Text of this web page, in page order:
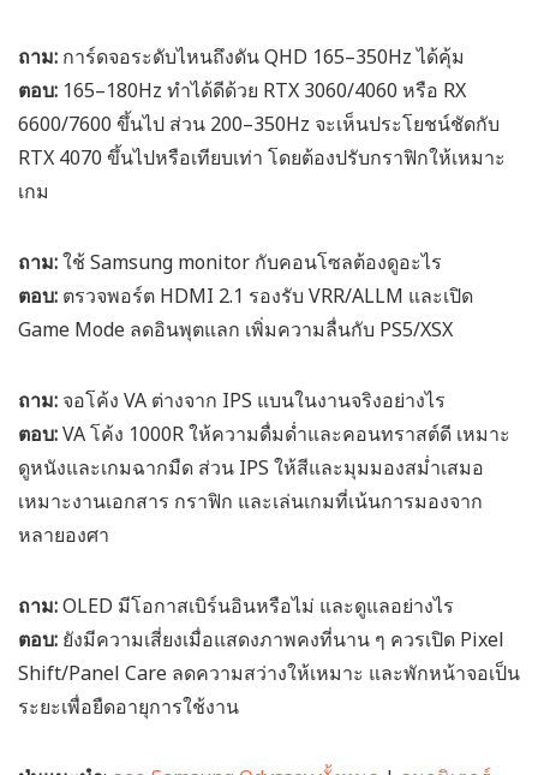
ถาม: การ์ดจอระดับไหนถึงดัน QHD 165–350Hz ได้คุ้ม
ตอบ: 165–180Hz ทำได้ดีด้วย RTX 3060/4060 หรือ RX
6600/7600 ขึ้นไป ส่วน 200–350Hz จะเห็นประโยชน์ชัดกับ
RTX 4070 ขึ้นไปหรือเทียบเท่า โดยต้องปรับกราฟิกให้เหมาะ
เกม
ถาม:ใช้ Samsung monitor กับคอนโซลต้องดูอะไร
ตอบ: ตรวจพอร์ต HDMI 2.1 รองรับ VRR/ALLM และเปิด
Game Mode ลดอินพุตแลก เพิ่มความลื่นกับ PS5/XSX
ถาม: จอโค้ง VA ต่างจาก IPS แบนในงานจริงอย่างไร
ตอบ:VA โค้ง 1000R ให้ความดื่มด่ำและคอนทราสต์ดี เหมาะ
ดูหนังและเกมฉากมืด ส่วน IPS ให้สีและมุมมองสม่ำเสมอ
เหมาะงานเอกสาร กราฟิก และเล่นเกมที่เน้นการมองจาก
หลายองศา
ถาม:OLED มีโอกาสเบิร์นอินหรือไม่ และดูแลอย่างไร
ตอบ: ยังมีความเสี่ยงเมื่อแสดงภาพคงที่นาน ๆ ควรเปิด Pixel
Shift/Panel Care ลดความสว่างให้เหมาะ และพักหน้าจอเป็น
ระยะเพื่อยืดอายุการใช้งาน